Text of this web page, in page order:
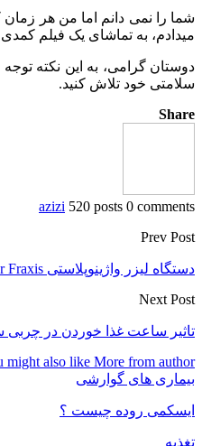
شما را نمی دانم اما من هر
می‏دادم، به تماشای یک فیلم کمدی
دوستان گرامی، به این نکته
سلامتی خود تلاش کنید.
Share
azizi 520 posts 0 comments
Prev Post
دستگاه لیزر واژینوپلاستی Gyno Laser Fraxis , دستگاه Gyno Laser Fraxis
Next Post
تاثیر ساعت غذا خوردن در
might also like More from author
بیماری های گوارشی
ایسکمی روده چیست ؟
تغذیه